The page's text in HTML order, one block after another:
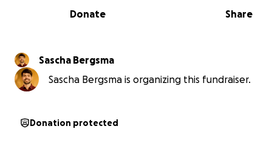
0% complete
Share
Donate
Sascha Bergsma
Sascha Bergsma is organizing this fundraiser.
Donation protected